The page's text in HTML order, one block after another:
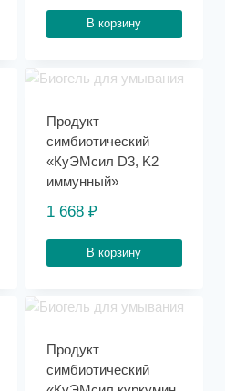
В корзину
Продукт
симбиотический
«КуЭМсил D3, K2
иммунный»
1 668 ₽
В корзину
Продукт
симбиотический